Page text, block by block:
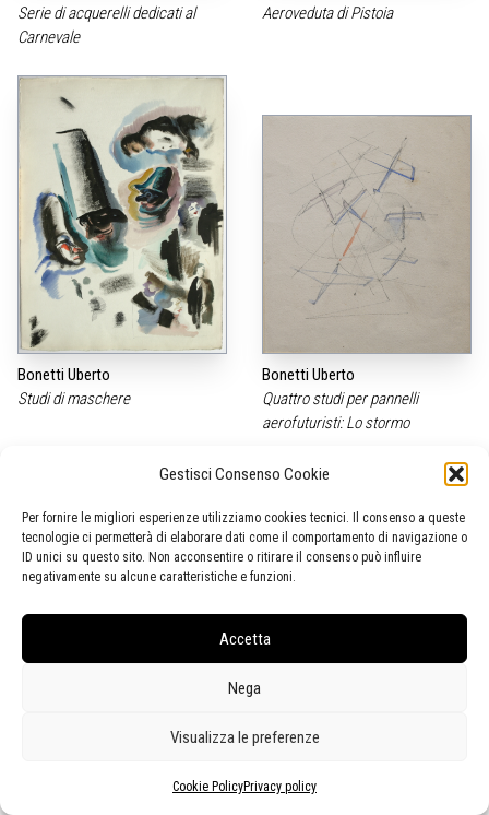
Gestisci Consenso Cookie
Per fornire le migliori esperienze utilizziamo cookies tecnici. Il consenso a queste
tecnologie ci permetterà di elaborare dati come il comportamento di navigazione o
ID unici su questo sito. Non acconsentire o ritirare il consenso può influire
negativamente su alcune caratteristiche e funzioni.
Accetta
Nega
Visualizza le preferenze
Cookie PolicyPrivacy policy
Serie di acquerelli dedicati al
Carnevale
Aeroveduta di Pistoia
Bonetti Uberto
Studi di maschere
Bonetti Uberto
Quattro studi per pannelli
aerofuturisti: Lo stormo
Quattro studi per pannelli
Studio per il manifesto del